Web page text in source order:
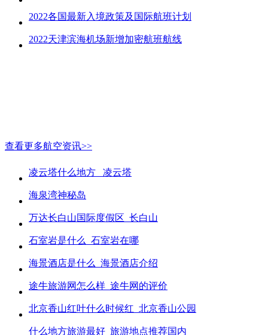
2022各国最新入境政策及国际航班计划
2022天津滨海机场新增加密航班航线
查看更多航空资讯>>
凌云塔什么地方_ 凌云塔
海泉湾神秘岛
万达长白山国际度假区_长白山
石室岩是什么_石室岩在哪
海景酒店是什么_海景酒店介绍
途牛旅游网怎么样_途牛网的评价
北京香山红叶什么时候红_北京香山公园
什么地方旅游最好_旅游地点推荐国内